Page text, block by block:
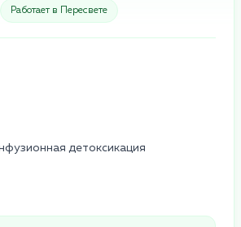
Работает в Пересвете
детоксикация